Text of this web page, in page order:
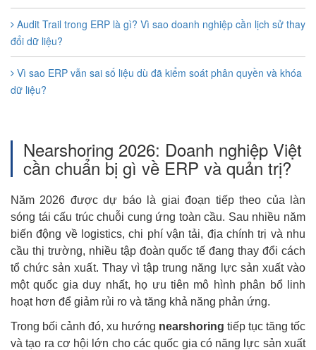
Audit Trail trong ERP là gì? Vì sao doanh nghiệp cần lịch sử thay
đổi dữ liệu?
Vì sao ERP vẫn sai số liệu dù đã kiểm soát phân quyền và khóa
dữ liệu?
Nearshoring 2026: Doanh nghiệp Việt
cần chuẩn bị gì về ERP và quản trị?
Năm 2026 được dự báo là giai đoạn tiếp theo của làn
sóng tái cấu trúc chuỗi cung ứng toàn cầu. Sau nhiều năm
biến động về logistics, chi phí vận tải, địa chính trị và nhu
cầu thị trường, nhiều tập đoàn quốc tế đang thay đổi cách
tổ chức sản xuất. Thay vì tập trung năng lực sản xuất vào
một quốc gia duy nhất, họ ưu tiên mô hình phân bổ linh
hoạt hơn để giảm rủi ro và tăng khả năng phản ứng.
Trong bối cảnh đó, xu hướng nearshoring tiếp tục tăng tốc
và tạo ra cơ hội lớn cho các quốc gia có năng lực sản xuất